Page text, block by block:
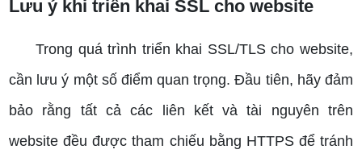
Lưu ý khi triển khai SSL cho website
Trong quá trình triển khai SSL/TLS cho website,
cần lưu ý một số điểm quan trọng. Đầu tiên, hãy đảm
bảo rằng tất cả các liên kết và tài nguyên trên
website đều được tham chiếu bằng HTTPS để tránh